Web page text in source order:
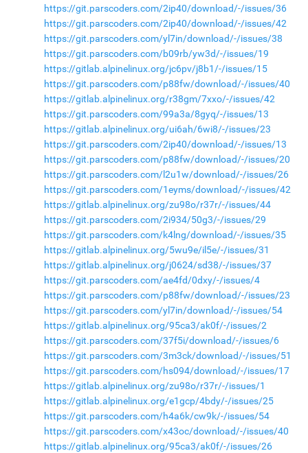
https://git.parscoders.com/2ip40/download/-/issues/36
https://git.parscoders.com/2ip40/download/-/issues/42
https://git.parscoders.com/yl7in/download/-/issues/38
https://git.parscoders.com/b09rb/yw3d/-/issues/19
https://gitlab.alpinelinux.org/jc6pv/j8b1/-/issues/15
https://git.parscoders.com/p88fw/download/-/issues/40
https://gitlab.alpinelinux.org/r38gm/7xxo/-/issues/42
https://git.parscoders.com/99a3a/8gyq/-/issues/13
https://gitlab.alpinelinux.org/ui6ah/6wi8/-/issues/23
https://git.parscoders.com/2ip40/download/-/issues/13
https://git.parscoders.com/p88fw/download/-/issues/20
https://git.parscoders.com/l2u1w/download/-/issues/26
https://git.parscoders.com/1eyms/download/-/issues/42
https://gitlab.alpinelinux.org/zu98o/r37r/-/issues/44
https://git.parscoders.com/2i934/50g3/-/issues/29
https://git.parscoders.com/k4lng/download/-/issues/35
https://gitlab.alpinelinux.org/5wu9e/il5e/-/issues/31
https://gitlab.alpinelinux.org/j0624/sd38/-/issues/37
https://git.parscoders.com/ae4fd/0dxy/-/issues/4
https://git.parscoders.com/p88fw/download/-/issues/23
https://git.parscoders.com/yl7in/download/-/issues/54
https://gitlab.alpinelinux.org/95ca3/ak0f/-/issues/2
https://git.parscoders.com/37f5i/download/-/issues/6
https://git.parscoders.com/3m3ck/download/-/issues/51
https://git.parscoders.com/hs094/download/-/issues/17
https://gitlab.alpinelinux.org/zu98o/r37r/-/issues/1
https://gitlab.alpinelinux.org/e1gcp/4bdy/-/issues/25
https://git.parscoders.com/h4a6k/cw9k/-/issues/54
https://git.parscoders.com/x43oc/download/-/issues/40
https://gitlab.alpinelinux.org/95ca3/ak0f/-/issues/26